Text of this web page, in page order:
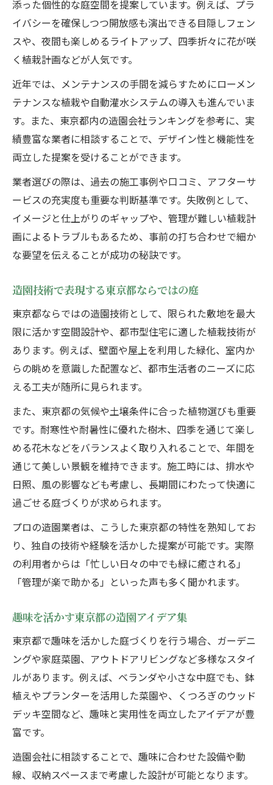
添った個性的な庭空間を提案しています。例えば、プラ
イバシーを確保しつつ開放感も演出できる目隠しフェン
スや、夜間も楽しめるライトアップ、四季折々に花が咲
く植栽計画などが人気です。
近年では、メンテナンスの手間を減らすためにローメン
テナンスな植栽や自動灌水システムの導入も進んでいま
す。また、東京都内の造園会社ランキングを参考に、実
績豊富な業者に相談することで、デザイン性と機能性を
両立した提案を受けることができます。
業者選びの際は、過去の施工事例や口コミ、アフターサ
ービスの充実度も重要な判断基準です。失敗例として、
イメージと仕上がりのギャップや、管理が難しい植栽計
画によるトラブルもあるため、事前の打ち合わせで細か
な要望を伝えることが成功の秘訣です。
造園技術で表現する東京都ならではの庭
東京都ならではの造園技術として、限られた敷地を最大
限に活かす空間設計や、都市型住宅に適した植栽技術が
あります。例えば、壁面や屋上を利用した緑化、室内か
らの眺めを意識した配置など、都市生活者のニーズに応
える工夫が随所に見られます。
また、東京都の気候や土壌条件に合った植物選びも重要
です。耐寒性や耐暑性に優れた樹木、四季を通じて楽し
める花木などをバランスよく取り入れることで、年間を
通じて美しい景観を維持できます。施工時には、排水や
日照、風の影響なども考慮し、長期間にわたって快適に
過ごせる庭づくりが求められます。
プロの造園業者は、こうした東京都の特性を熟知してお
り、独自の技術や経験を活かした提案が可能です。実際
の利用者からは「忙しい日々の中でも緑に癒される」
「管理が楽で助かる」といった声も多く聞かれます。
趣味を活かす東京都の造園アイデア集
東京都で趣味を活かした庭づくりを行う場合、ガーデニ
ングや家庭菜園、アウトドアリビングなど多様なスタイ
ルがあります。例えば、ベランダや小さな中庭でも、鉢
植えやプランターを活用した菜園や、くつろぎのウッド
デッキ空間など、趣味と実用性を両立したアイデアが豊
富です。
造園会社に相談することで、趣味に合わせた設備や動
線、収納スペースまで考慮した設計が可能となります。